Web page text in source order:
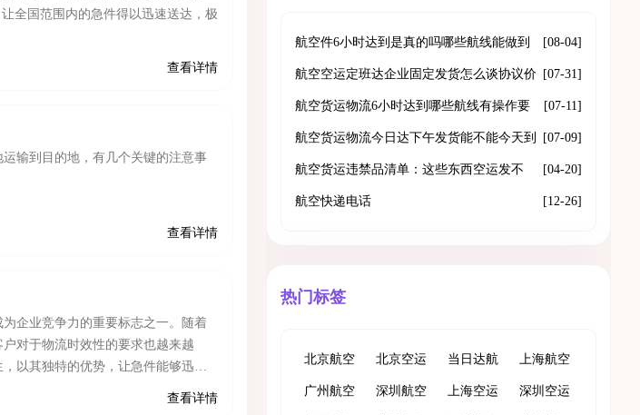
全国范围内的急件得以迅速送达，极
查看详情
输到目的地，有几个关键的注意事
查看详情
企业竞争力的重要标志之一。随着
对于物流时效性的要求也越来越
以其独特的优势，让急件能够迅速
查看详情
航空件6小时达到是真的吗哪些航线能做到
门到门
[08-04]
航空空运定班达企业固定发货怎么谈协议价
格和舱位保障
[07-31]
航空货运物流6小时达到哪些航线有操作要
点是什么
[07-11]
航空货运物流今日达下午发货能不能今天到 [07-09]
航空货运违禁品清单：这些东西空运发不
了，发之前一定看清
[04-20]
航空快递电话 [12-26]
热门标签
北京航空
货运
北京空运 当日达航
空货运
上海航空
货运
广州航空 深圳航空 上海空运 深圳空运